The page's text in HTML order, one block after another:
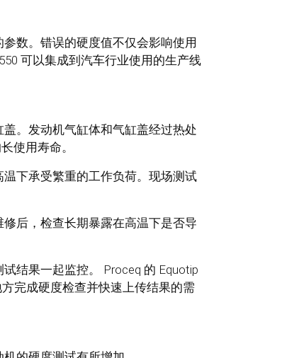
数。错误的硬度值不仅会影响使用
可以集成到汽车行业使用的生产线
。发动机气缸体和气缸盖经过热处
使用寿命。
下承受繁重的工作负荷。现场测试
后，检查长期暴露在高温下是否导
结果一起监控。 Proceq 的 Equotip
完成硬度检查并快速上传结果的需